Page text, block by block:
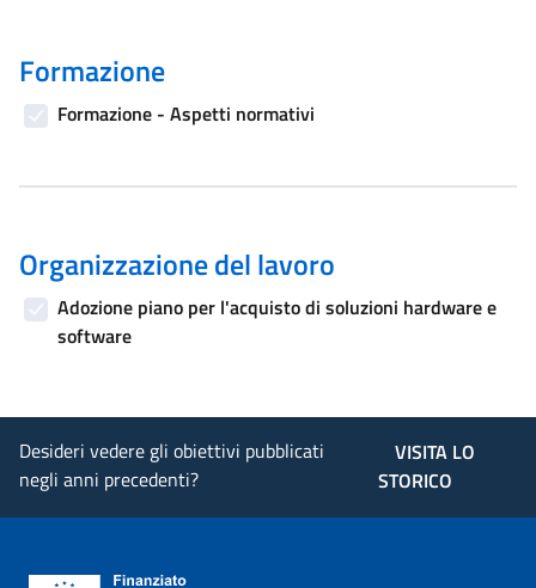
Formazione
Formazione - Aspetti normativi
Organizzazione del lavoro
Adozione piano per l'acquisto di soluzioni hardware e
software
Desideri vedere gli obiettivi pubblicati
negli anni precedenti?
VISITA LO
STORICO